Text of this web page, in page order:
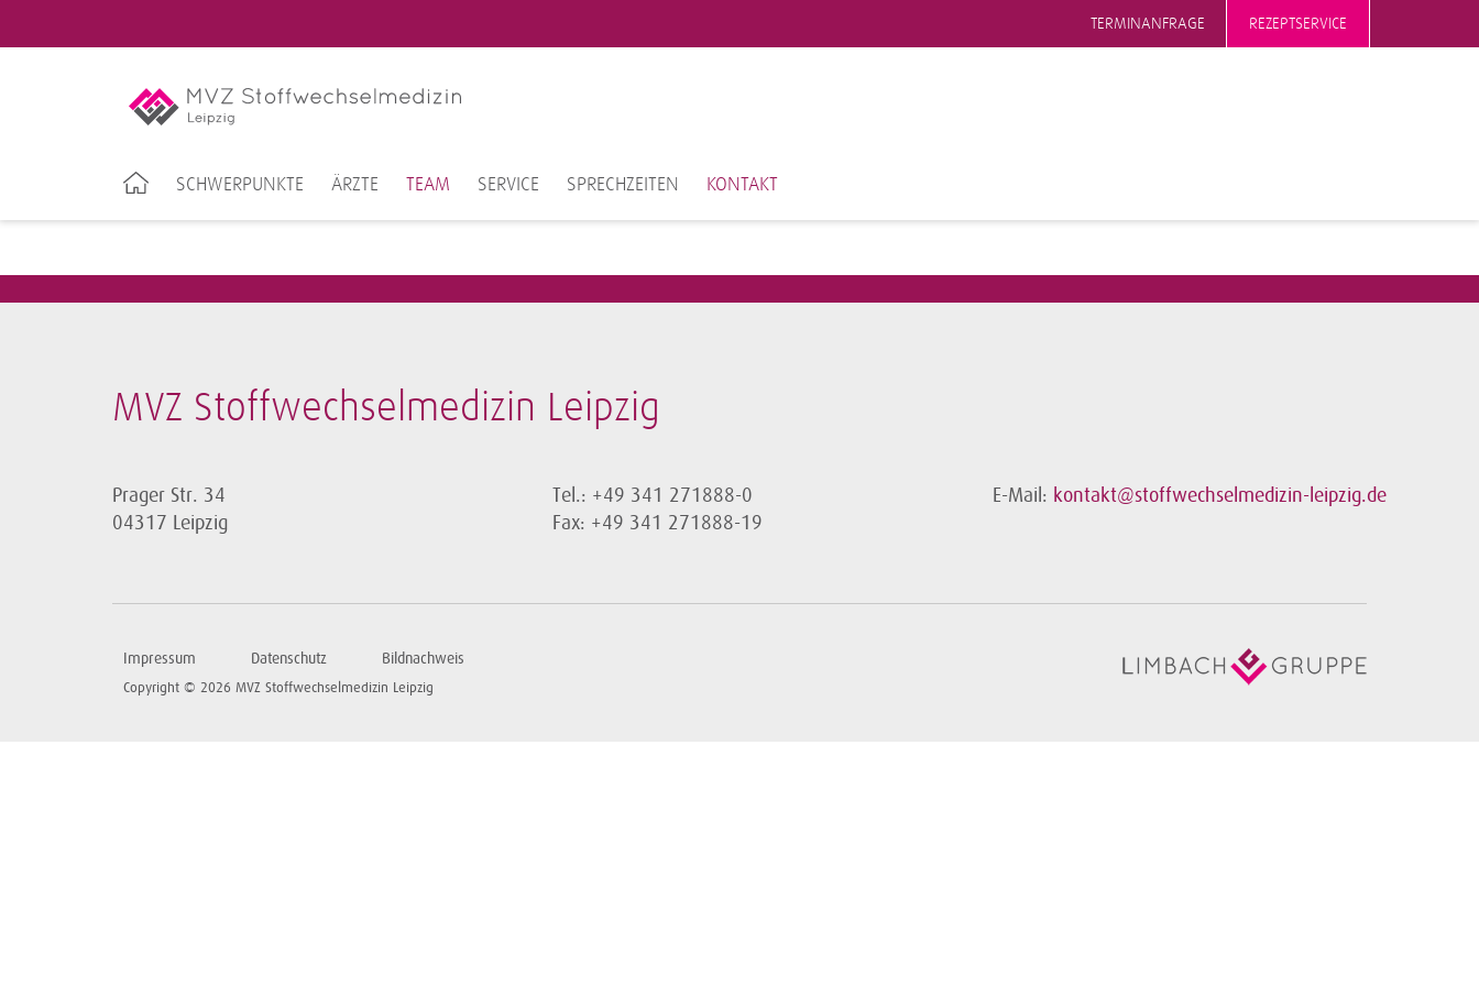
TERMINANFRAGE REZEPTSERVICE
SCHWERPUNKTE ÄRZTE TEAM SERVICE SPRECHZEITEN KONTAKT
MVZ Stoffwechselmedizin Leipzig
Prager Str. 34
04317 Leipzig
Tel.: +49 341 271888-0
Fax: +49 341 271888-19
E-Mail: kontakt@stoffwechselmedizin-leipzig.de
Impressum Datenschutz Bildnachweis
Copyright © 2026 MVZ Stoffwechselmedizin Leipzig